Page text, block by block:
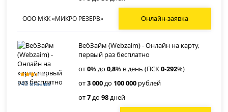
ООО МКК «МИКРО РЕЗЕРВ» Онлайн-заявка
143 отзыва
ВебЗайм (Webzaim) - Онлайн на карту,
первый раз бесплатно
от0% до0,8% в день (ПСК0-292%)
от3 000до 100 000 рублей
от7до98дней